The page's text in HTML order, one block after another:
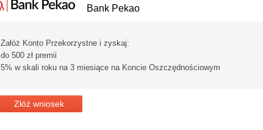
Bank Pekao
Załóż Konto Przekorzystne i zyskaj:
do 500 zł premii
5% w skali roku na 3 miesiące na Koncie Oszczędnościowym
Złóż wniosek